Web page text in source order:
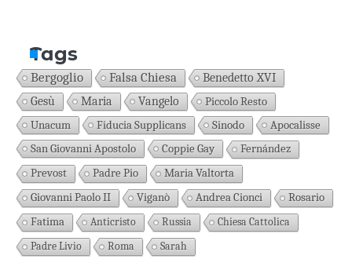
Tags
Bergoglio Falsa Chiesa Benedetto XVI
Gesù Maria Vangelo
Piccolo Resto
Unacum
Fiducia Supplicans Sinodo
Apocalisse
San Giovanni Apostolo
Coppie Gay
Fernández
Prevost
Padre Pio
Maria Valtorta
Giovanni Paolo II
Viganò Andrea Cionci
Rosario
Fatima
Anticristo Russia
Chiesa Cattolica
Padre Livio
Roma Sarah